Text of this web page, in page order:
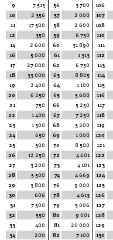
9
7 513
10
2 356
11
17 500
12
350
14
2 600
16
5 000
17
27 000
18
33 000
19
2 400
20
6 250
21
750
22
1 400
23
1 300
24
650
25
300
26
12 250
27
3 200
28
5 500
29
3 800
30
606
31
7 500
32
550
33
400
34
200
56
3 700
57
2 000
58
2 600
59
6 750
60
31 890
61
1 313
62
6 750
63
8 805
64
1 100
65
5 600
66
5 250
67
7 250
68
3 200
69
1 000
70
8 500
72
4 601
73
4 101
74
4 669
76
9 000
78
4 613
79
5 006
80
9 001
81
20 000
82
7 100
106
107
108
110
111
112
113
114
115
116
117
118
119
120
121
122
123
124
125
126
127
128
129
130